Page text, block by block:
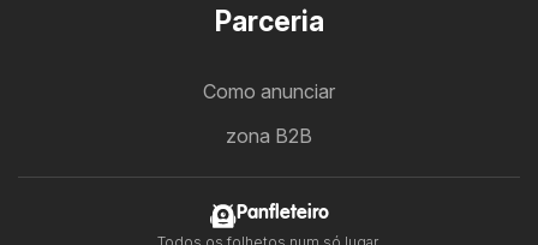
Parceria
Como anunciar
zona B2B
Panfleteiro